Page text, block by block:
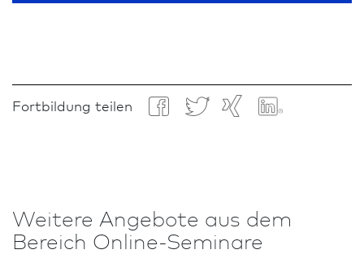
Fortbildung teilen
Weitere An­ge­bote aus dem
Bereich Online-Seminare